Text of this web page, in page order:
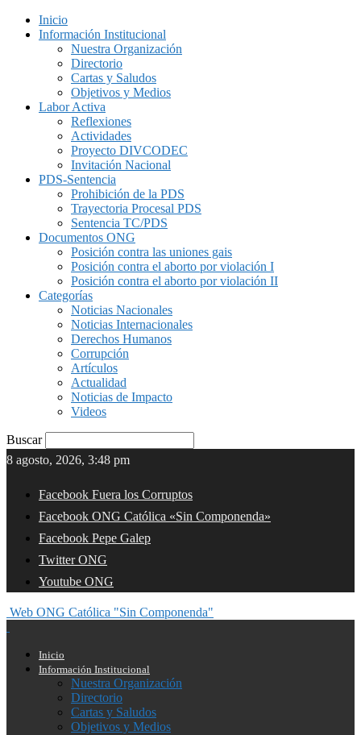
Inicio
Información Institucional
Nuestra Organización
Directorio
Cartas y Saludos
Objetivos y Medios
Labor Activa
Reflexiones
Actividades
Proyecto DIVCODEC
Invitación Nacional
PDS-Sentencia
Prohibición de la PDS
Trayectoria Procesal PDS
Sentencia TC/PDS
Documentos ONG
Posición contra las uniones gais
Posición contra el aborto por violación I
Posición contra el aborto por violación II
Categorías
Noticias Nacionales
Noticias Internacionales
Derechos Humanos
Corrupción
Artículos
Actualidad
Noticias de Impacto
Videos
Buscar
8 agosto, 2026, 3:48 pm
Facebook Fuera los Corruptos
Facebook ONG Católica «Sin Componenda»
Facebook Pepe Galep
Twitter ONG
Youtube ONG
Web ONG Católica "Sin Componenda"
Inicio
Información Institucional
Nuestra Organización
Directorio
Cartas y Saludos
Objetivos y Medios